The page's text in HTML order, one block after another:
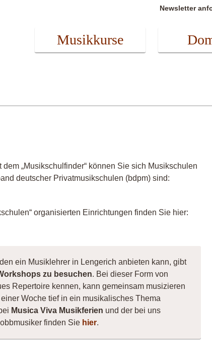
Newsletter
Musikkurse
„Musikschulfinder“ können Sie sich Musikschulen
deutscher Privatmusikschulen (bdpm) sind:
organisierten Einrichtungen finden Sie hier:
ein Musiklehrer in Lengerich anbieten kann, gibt
zu besuchen. Bei dieser Form von
Repertoire kennen, kann gemeinsam musizieren
Woche tief in ein musikalisches Thema
Musica Viva Musikferien und der bei uns
finden Sie hier.